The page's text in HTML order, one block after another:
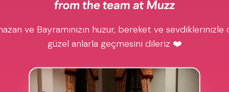
ve Bayramınızın huzur, bereket ve sevdiklerinizle
güzel anlarla geçmesini dileriz ❤️